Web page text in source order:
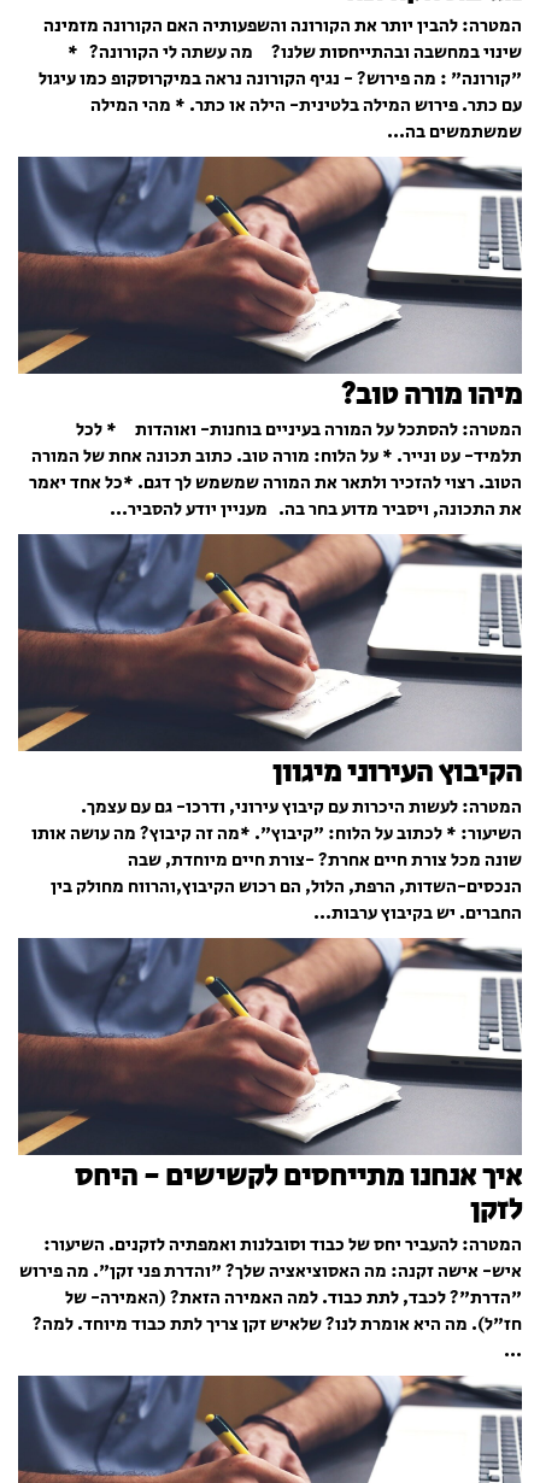
המטרה: להבין יותר את הקורונה והשפעותיה האם הקורונה מזמינה
שינוי במחשבה ובהתייחסות שלנו? מה עשתה לי הקורונה? *
"קורונה" : מה פירוש? - נגיף הקורונה נראה במיקרוסקופ כמו עיגול
עם כתר. פירוש המילה בלטינית- הילה או כתר. * מהי המילה
שמשתמשים בה...
מיהו מורה טוב?
המטרה: להסתכל על המורה בעיניים בוחנות- ואוהדות * לכל
תלמיד- עט ונייר. * על הלוח: מורה טוב. כתוב תכונה אחת של המורה
הטוב. רצוי להזכיר ולתאר את המורה שמשמש לך דגם. *כל אחד יאמר
את התכונה, ויסביר מדוע בחר בה. מעניין יודע להסביר...
הקיבוץ העירוני מיגוון
המטרה: לעשות היכרות עם קיבוץ עירוני, ודרכו- גם עם עצמך.
השיעור: * לכתוב על הלוח: "קיבוץ". *מה זה קיבוץ? מה עושה אותו
שונה מכל צורת חיים אחרת? -צורת חיים מיוחדת, שבה
הנכסים-השדות, הרפת, הלול, הם רכוש הקיבוץ,והרווח מחולק בין
החברים. יש בקיבוץ ערבות...
איך אנחנו מתייחסים לקשישים - היחס
לזקן
המטרה: להעביר יחס של כבוד וסובלנות ואמפתיה לזקנים. השיעור:
איש- אישה זקנה: מה האסוציאציה שלך? "והדרת פני זקן". מה פירוש
"הדרת"? לכבד, לתת כבוד. למה האמירה הזאת? (האמירה- של
חז"ל). מה היא אומרת לנו? שלאיש זקן צריך לתת כבוד מיוחד. למה?
...